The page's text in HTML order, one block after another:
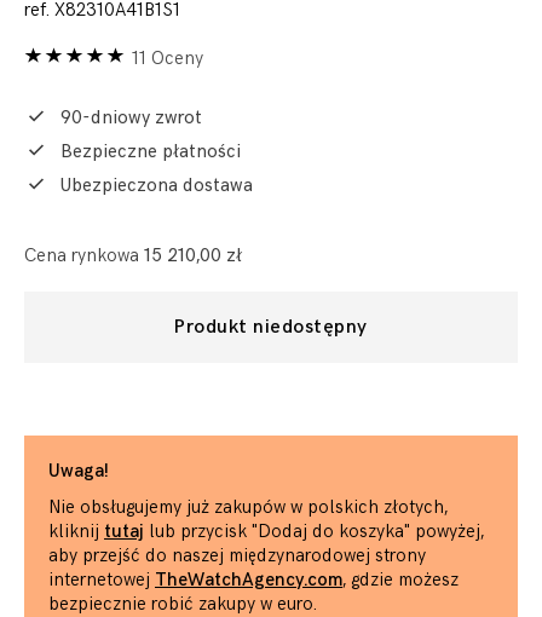
ref. X82310A41B1S1
11 Oceny
90-dniowy zwrot
Bezpieczne płatności
Ubezpieczona dostawa
Cena rynkowa 15 210,00 zł
Produkt niedostępny
Uwaga!
Nie obsługujemy już zakupów w polskich złotych,
kliknij tutaj lub przycisk "Dodaj do koszyka" powyżej,
aby przejść do naszej międzynarodowej strony
internetowej TheWatchAgency.com, gdzie możesz
bezpiecznie robić zakupy w euro.